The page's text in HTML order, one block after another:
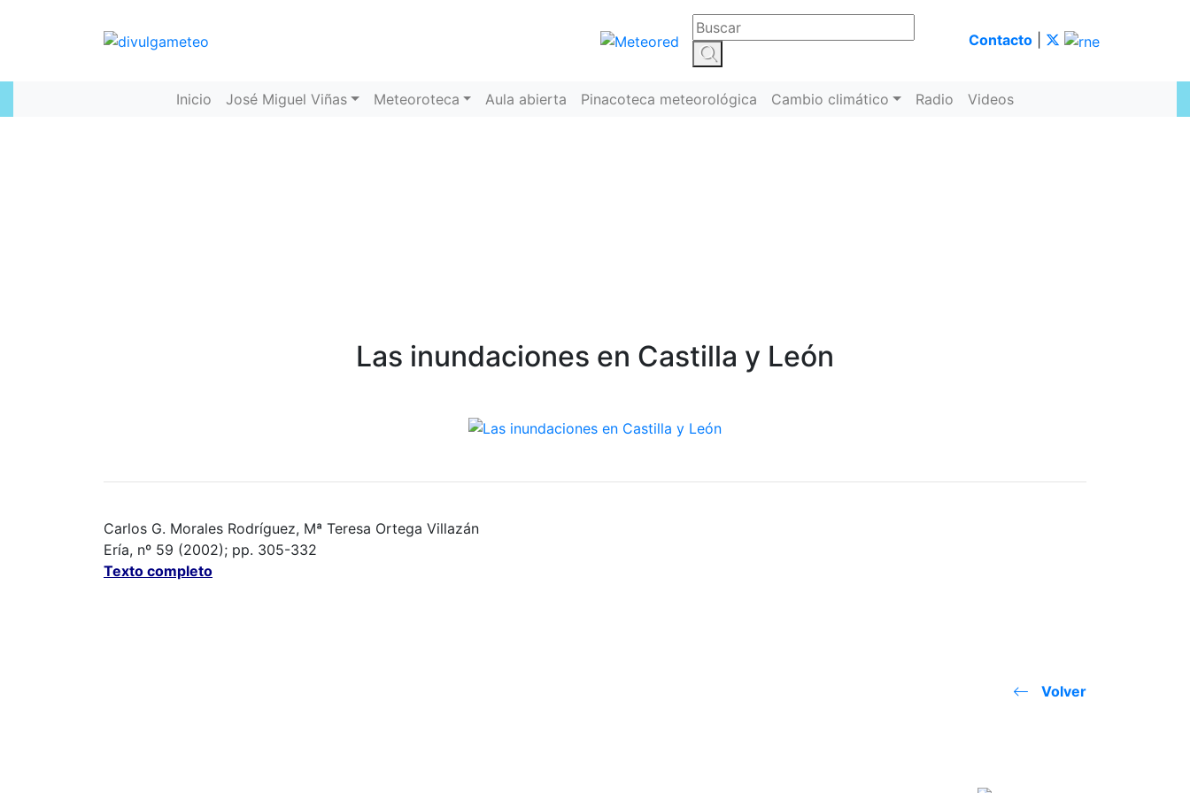
Contacto
Inicio José Miguel Viñas Meteoroteca Aula abierta Pinacoteca meteorológica Cambio climático Radio Videos
Las inundaciones en Castilla y León
Carlos G. Morales Rodríguez, Mª Teresa Ortega Villazán
Ería, nº 59 (2002); pp. 305-332
Texto completo
Volver